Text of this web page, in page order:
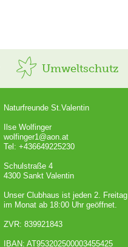
Umweltschutz
Naturfreunde St.Valentin
Ilse Wolfinger
wolfinger1@aon.at
Tel: +436649225230
Schulstraße 4
4300 Sankt Valentin
Unser Clubhaus ist jeden 2. Freitag
im Monat ab 18:00 Uhr geöffnet.
ZVR: 839921843
IBAN: AT953202500003455425